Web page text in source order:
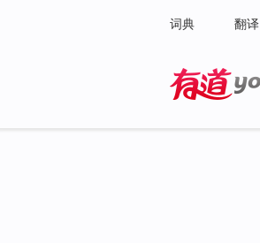
词典 翻译